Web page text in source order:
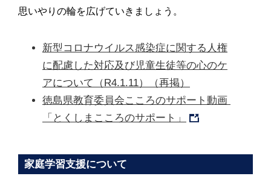
思いやりの輪を広げていきましょう。
新型コロナウイルス感染症に関する人権
に配慮した対応及び児童生徒等の心のケ
アについて（R4.1.11）（再掲）
徳島県教育委員会こころのサポート動画
「とくしまこころのサポート」
家庭学習支援について